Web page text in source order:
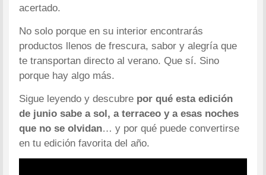
acertado.
No solo porque en su interior encontrarás
productos llenos de frescura, sabor y alegría que
te transportan directo al verano. Que sí. Sino
porque hay algo más.
Sigue leyendo y descubre por qué esta edición
de junio sabe a sol, a terraceo y a esas noches
que no se olvidan… y por qué puede convertirse
en tu edición favorita del año.